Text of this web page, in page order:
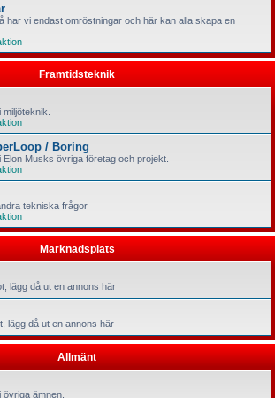
har vi endast omröstningar och här kan alla skapa en
Framtidsteknik
/ Boring
Musks övriga företag och projekt.
tekniska frågor
Marknadsplats
lägg då ut en annons här
lägg då ut en annons här
Allmänt
ämnen.